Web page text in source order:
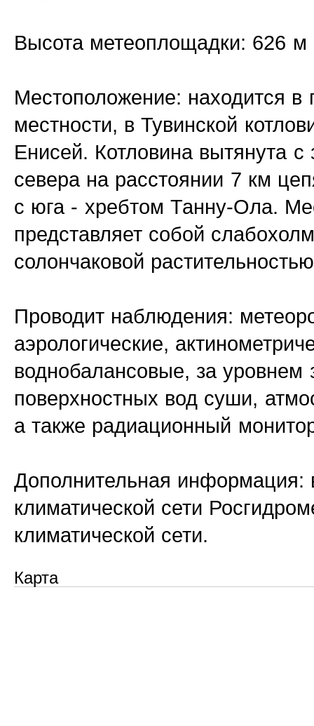
Высота метеоплощадки: 626
Местоположение: находится
местности, в Тувинской
Енисей. Котловина вытянута с
севера на расстоянии 7 км
с юга - хребтом Танну-Ола.
представляет собой
солончаковой растительностью
Проводит наблюдения:
аэрологические,
воднобалансовые, за уровнем
поверхностных вод суши,
а также радиационный
Дополнительная информация:
климатической сети
климатической сети.
Карта